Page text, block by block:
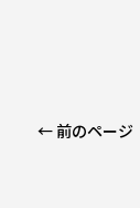
← 前のページ